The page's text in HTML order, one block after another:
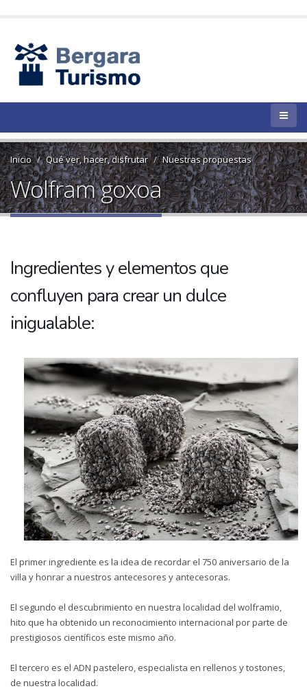
Inicio Qué ver, hacer, disfrutar Nuestras propuestas
Wolfram goxoa
Ingredientes y elementos que
confluyen para crear un dulce
inigualable:
El primer ingrediente es la idea de recordar el 750 aniversario de la
villa y honrar a nuestros antecesores y antecesoras.
El segundo el descubrimiento en nuestra localidad del wolframio,
hito que ha obtenido un reconocimiento internacional por parte de
prestigiosos científicos este mismo año.
El tercero es el ADN pastelero, especialista en rellenos y tostones,
de nuestra localidad.